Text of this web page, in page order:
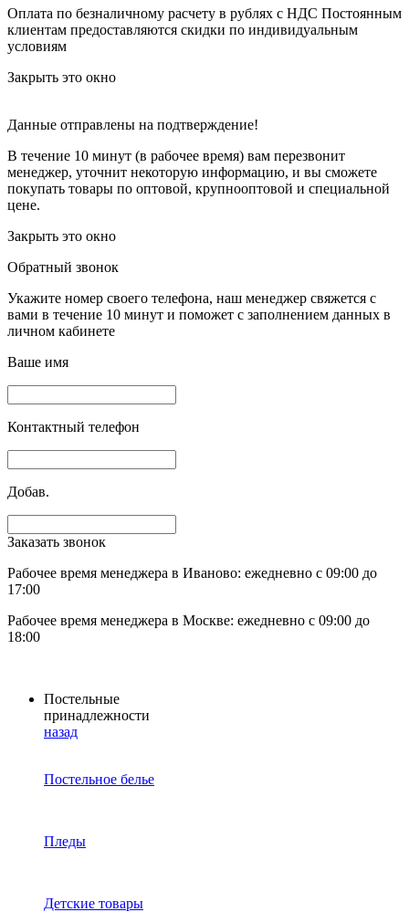
Оплата по безналичному расчету в рублях с НДС Постоянным
клиентам предоставляются скидки по индивидуальным
условиям
Закрыть это окно
Данные отправлены на подтверждение!
В течение 10 минут (в рабочее время) вам перезвонит
менеджер, уточнит некоторую информацию, и вы сможете
покупать товары по оптовой, крупнооптовой и специальной
цене.
Закрыть это окно
Обратный звонок
Укажите номер своего телефона, наш менеджер свяжется с
вами в течение 10 минут и поможет с заполнением данных в
личном кабинете
Ваше имя
Контактный телефон
Добав.
Заказать звонок
Рабочее время менеджера в Иваново: ежедневно с 09:00 до
17:00
Рабочее время менеджера в Москве: ежедневно с 09:00 до
18:00
Постельные
принадлежности
назад
Постельное белье
Пледы
Детские товары